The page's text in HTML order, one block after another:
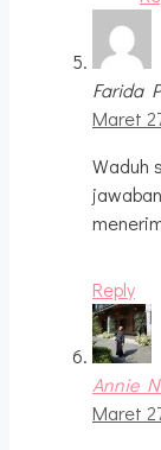
Farida
Maret
Waduh
Reply
Annie
Maret